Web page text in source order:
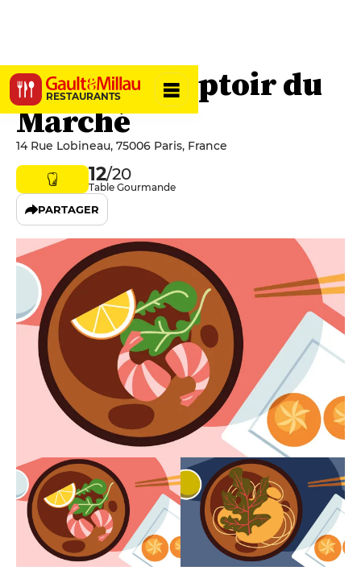
RESTAURANTS
L'Avant Comptoir du
Marché
14 Rue Lobineau, 75006 Paris, France
12/20
Table Gourmande
PARTAGER